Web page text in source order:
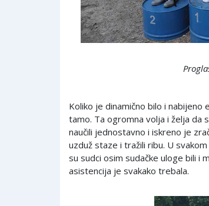
Koliko je dinamično bilo i nabijeno
tamo. Ta ogromna volja i želja da
naučili jednostavno i iskreno je
uzduž staze i tražili ribu. U
su sudci osim sudačke uloge bili i
asistencija je svakako trebala.